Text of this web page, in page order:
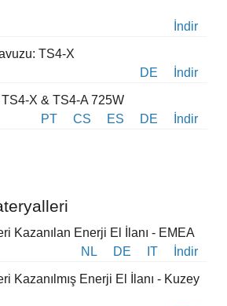
İndir
TS4-X
DE
İndir
X & TS4-A 725W
PT
CS ES DE İndir
Kazanılan Enerji El İlanı - EMEA
NL
DE IT İndir
Kazanılmış Enerji El İlanı - Kuzey